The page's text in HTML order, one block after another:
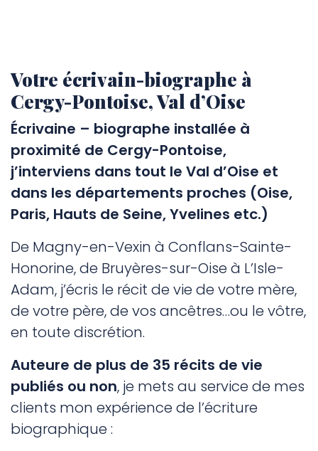
Votre écrivain-biographe à
Cergy-Pontoise, Val d’Oise
Écrivaine – biographe installée à
proximité de Cergy-Pontoise,
j’interviens dans tout le Val d’Oise et
dans les départements proches (Oise,
Paris, Hauts de Seine, Yvelines etc.)
De Magny-en-Vexin à Conflans-Sainte-
Honorine, de Bruyères-sur-Oise à L’Isle-
Adam, j’écris le récit de vie de votre mère,
de votre père, de vos ancêtres…ou le vôtre,
en toute discrétion.
Auteure de plus de 35 récits de vie
publiés ou non, je mets au service de mes
clients mon expérience de l’écriture
biographique :